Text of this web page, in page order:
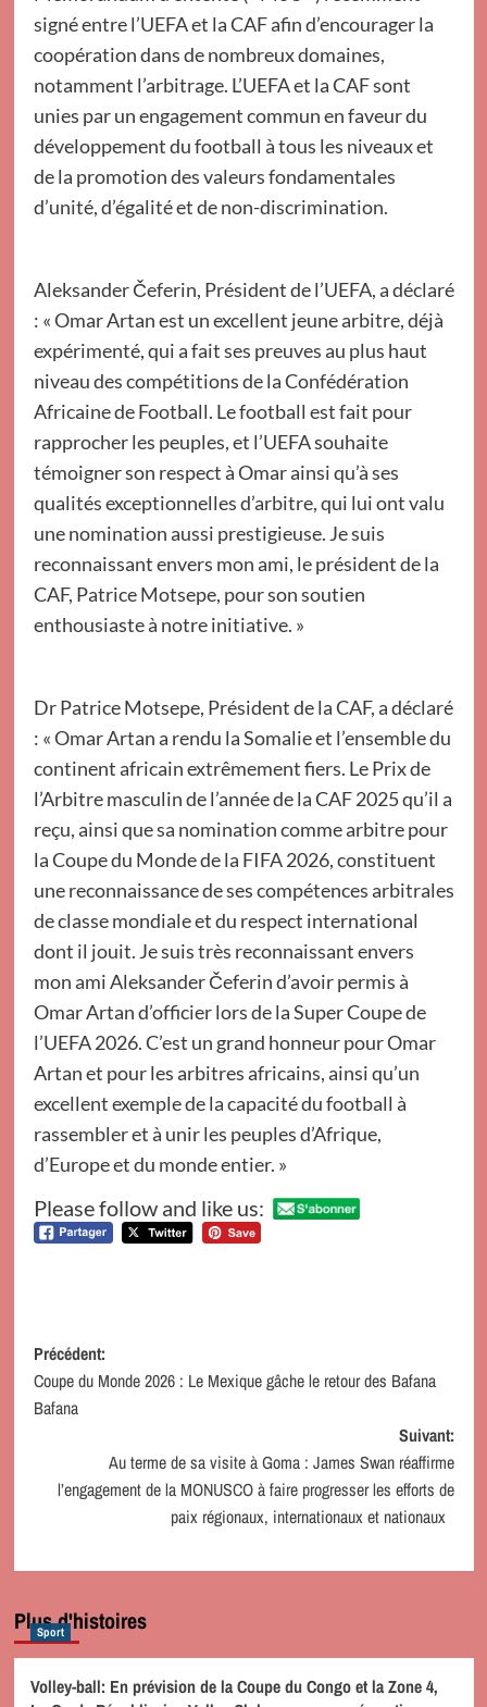
signé entre l’UEFA et la CAF afin d’encourager la
coopération dans de nombreux domaines,
notamment l’arbitrage. L’UEFA et la CAF sont
unies par un engagement commun en faveur du
développement du football à tous les niveaux et
de la promotion des valeurs fondamentales
d’unité, d’égalité et de non-discrimination.
Aleksander Čeferin, Président de l’UEFA, a déclaré
: « Omar Artan est un excellent jeune arbitre, déjà
expérimenté, qui a fait ses preuves au plus haut
niveau des compétitions de la Confédération
Africaine de Football. Le football est fait pour
rapprocher les peuples, et l’UEFA souhaite
témoigner son respect à Omar ainsi qu’à ses
qualités exceptionnelles d’arbitre, qui lui ont valu
une nomination aussi prestigieuse. Je suis
reconnaissant envers mon ami, le président de la
CAF, Patrice Motsepe, pour son soutien
enthousiaste à notre initiative. »
Dr Patrice Motsepe, Président de la CAF, a déclaré
: « Omar Artan a rendu la Somalie et l’ensemble du
continent africain extrêmement fiers. Le Prix de
l’Arbitre masculin de l’année de la CAF 2025 qu’il a
reçu, ainsi que sa nomination comme arbitre pour
la Coupe du Monde de la FIFA 2026, constituent
une reconnaissance de ses compétences arbitrales
de classe mondiale et du respect international
dont il jouit. Je suis très reconnaissant envers
mon ami Aleksander Čeferin d’avoir permis à
Omar Artan d’officier lors de la Super Coupe de
l’UEFA 2026. C’est un grand honneur pour Omar
Artan et pour les arbitres africains, ainsi qu’un
excellent exemple de la capacité du football à
rassembler et à unir les peuples d’Afrique,
d’Europe et du monde entier. »
Please follow and like us:
Navigation
d’article
Précédent:
Coupe du Monde 2026 : Le Mexique gâche le retour des Bafana
Bafana
Suivant:
Au terme de sa visite à Goma : James Swan réaffirme
l’engagement de la MONUSCO à faire progresser les efforts de
paix régionaux, internationaux et nationaux
Plus d'histoires
Sport
Volley-ball: En prévision de la Coupe du Congo et la Zone 4,